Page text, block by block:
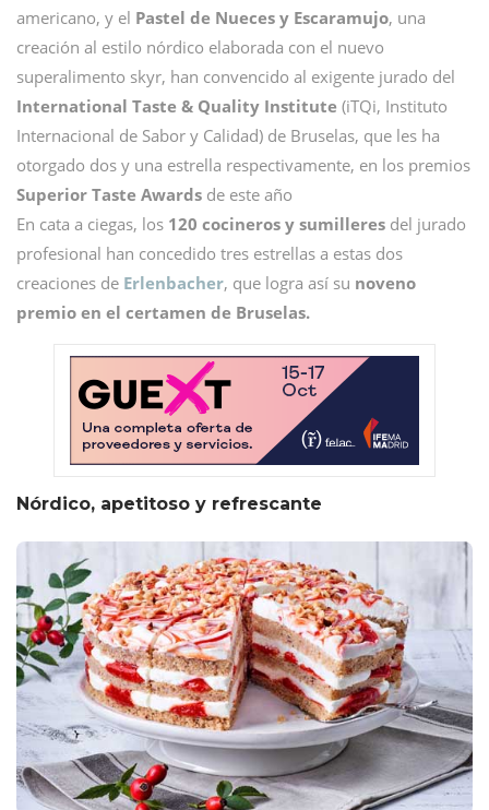
americano, y el Pastel de Nueces y Escaramujo, una
creación al estilo nórdico elaborada con el nuevo
superalimento skyr, han convencido al exigente jurado del
International Taste & Quality Institute (iTQi, Instituto
Internacional de Sabor y Calidad) de Bruselas, que les ha
otorgado dos y una estrella respectivamente, en los premios
Superior Taste Awards de este año
En cata a ciegas, los 120 cocineros y sumilleres del jurado
profesional han concedido tres estrellas a estas dos
creaciones de Erlenbacher, que logra así su noveno
premio en el certamen de Bruselas.
Nórdico, apetitoso y refrescante